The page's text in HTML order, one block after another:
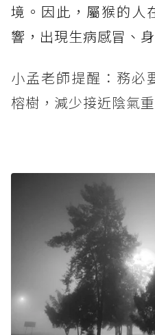
境。因此，屬猴的人
響，出現生病感冒、
小孟老師提醒：務必
榕樹，減少接近陰氣